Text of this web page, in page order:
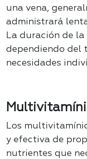
una vena,
administrará
La duración de
dependiendo del
necesidades
Los
y efectiva de
nutrientes que